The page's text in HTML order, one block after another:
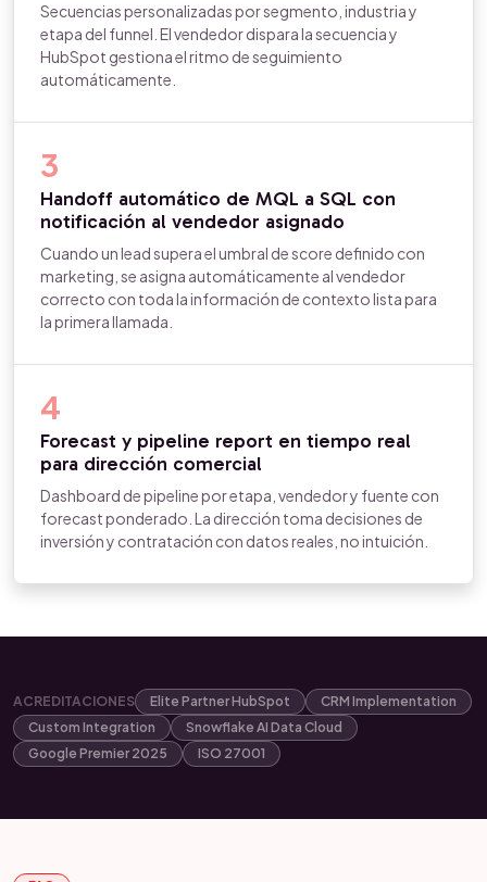
Secuencias personalizadas por segmento, industria y
etapa del funnel. El vendedor dispara la secuencia y
HubSpot gestiona el ritmo de seguimiento
automáticamente.
3
Handoff automático de MQL a SQL con
notificación al vendedor asignado
Cuando un lead supera el umbral de score definido con
marketing, se asigna automáticamente al vendedor
correcto con toda la información de contexto lista para
la primera llamada.
4
Forecast y pipeline report en tiempo real
para dirección comercial
Dashboard de pipeline por etapa, vendedor y fuente con
forecast ponderado. La dirección toma decisiones de
inversión y contratación con datos reales, no intuición.
ACREDITACIONES Elite Partner HubSpot
CRM Implementation
Custom Integration
Snowflake AI Data Cloud
Google Premier 2025
ISO 27001